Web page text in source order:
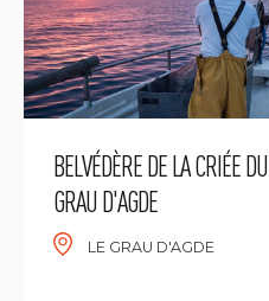
BELVÉDÈRE DE LA CRIÉE DU
GRAU D'AGDE
LE GRAU D'AGDE